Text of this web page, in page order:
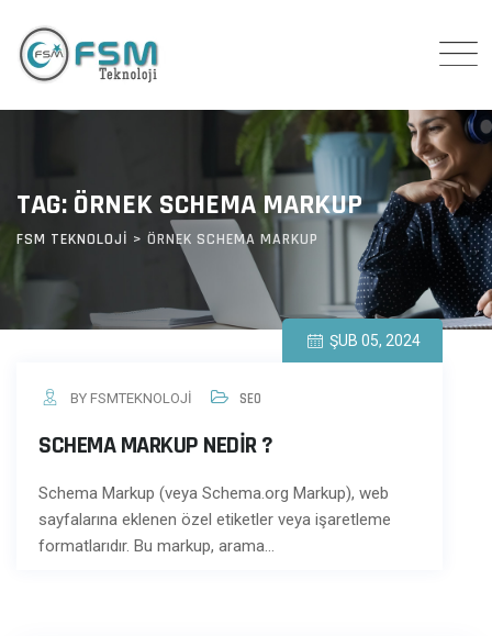
content
TAG: ÖRNEK SCHEMA MARKUP
FSM TEKNOLOJI > ÖRNEK SCHEMA MARKUP
ŞUB 05, 2024
BY FSMTEKNOLOJI SEO
SCHEMA MARKUP NEDIR ?
Schema Markup (veya Schema.org Markup), web
sayfalarına eklenen özel etiketler veya işaretleme
formatlarıdır. Bu markup, arama…